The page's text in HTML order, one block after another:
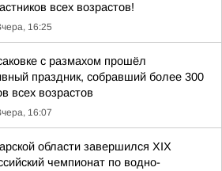
всех возрастов!
16:25
с размахом прошёл
праздник, собравший более 300
всех возрастов
16:07
области завершился XIХ
чемпионат по водно-